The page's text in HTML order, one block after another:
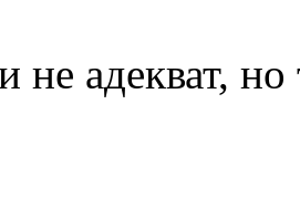
не адекват,